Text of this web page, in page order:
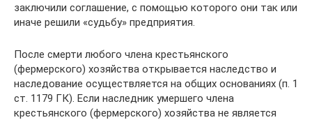
заключили соглашение, с помощью которого они так или
иначе решили «судьбу» предприятия.
После смерти любого члена крестьянского
(фермерского) хозяйства открывается наследство и
наследование осуществляется на общих основаниях (п. 1
ст. 1179 ГК). Если наследник умершего члена
крестьянского (фермерского) хозяйства не является